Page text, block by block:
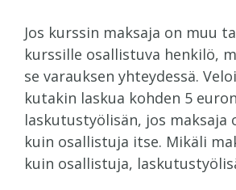
Jos kurssin maksaja on muu
kurssille osallistuva henkilö,
se varauksen yhteydessä.
kutakin laskua kohden 5 euron
laskutustyölisän, jos maksaja
kuin osallistuja itse. Mikäli
kuin osallistuja,